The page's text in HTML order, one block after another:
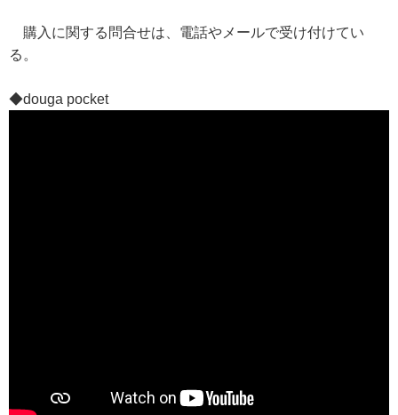
購入に関する問合せは、電話やメールで受け付けてい
る。
◆douga pocket